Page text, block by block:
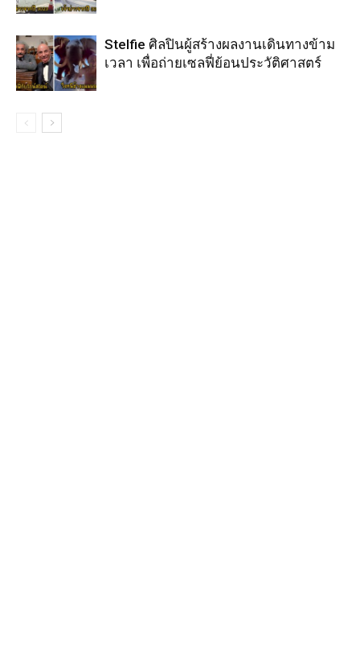
Stelfie ศิลปินผู้สร้างผลงานเดินทางข้าม
เวลา เพื่อถ่ายเซลฟี่ย้อนประวัติศาสตร์